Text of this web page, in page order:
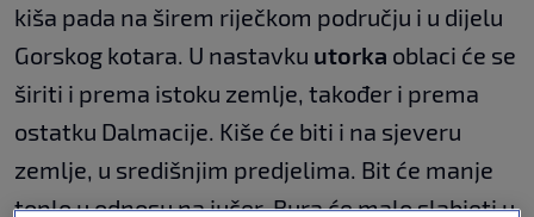
kiša pada na širem riječkom području i u dijelu
Gorskog kotara. U nastavku utorka oblaci će se
širiti i prema istoku zemlje, također i prema
ostatku Dalmacije. Kiše će biti i na sjeveru
zemlje, u središnjim predjelima. Bit će manje
toplo u odnosu na jučer. Bura će malo slabjeti u